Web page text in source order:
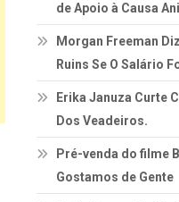
de Apoio à Causa
Morgan Freeman
Ruins Se O Salário
Erika Januza Curte
Dos Veadeiros.
Pré-venda do filme
Gostamos de Gente